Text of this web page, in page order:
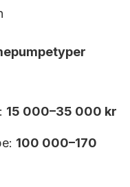
15 000–35 000 kr
100 000–170